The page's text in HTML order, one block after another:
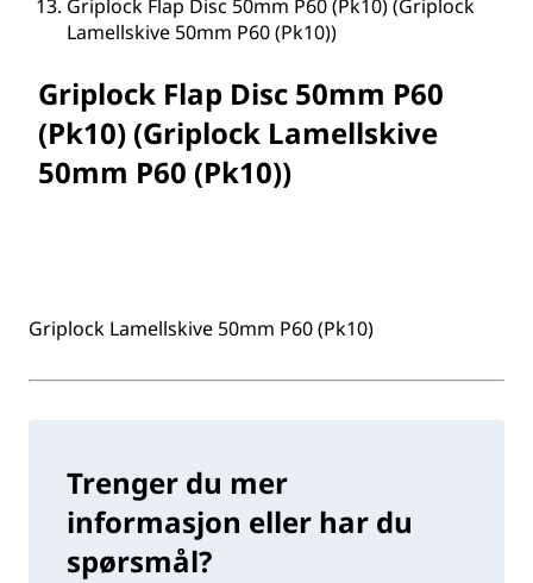
Griplock Flap Disc 50mm P60 (Pk10) (Griplock
Lamellskive 50mm P60 (Pk10))
Griplock Flap Disc 50mm P60
(Pk10) (Griplock Lamellskive
50mm P60 (Pk10))
Griplock Lamellskive 50mm P60 (Pk10)
Trenger du mer
informasjon eller har du
spørsmål?